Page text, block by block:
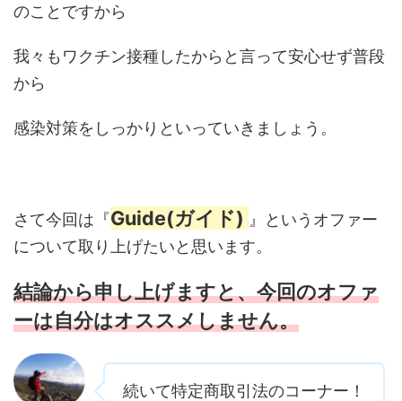
のことですから
我々もワクチン接種したからと言って安心せず普段
から
感染対策をしっかりといっていきましょう。
さて今回は『Guide(ガイド) 』というオファー
について取り上げたいと思います。
結論から申し上げますと、今回のオファ
ーは自分はオススメしません。
続いて特定商取引法のコーナー！